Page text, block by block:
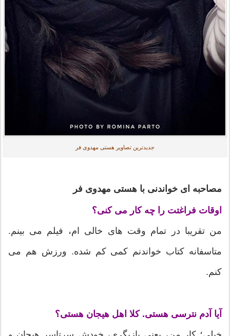
جدیدترین تصاویر هستی مهدوی فر
مصاحبه ای خواندنی با هستی مهدوی فر
اوقات فراغتت را چه کار می کنی؟
من تقریبا در تمام وقت های خالی ام، فیلم می بینم.
متاسفانه کتاب خواندنم کمی کم شده. ورزش هم می
کنم.
آیا آدم نترسی هستی. کلا اهل هیجان هستی؟